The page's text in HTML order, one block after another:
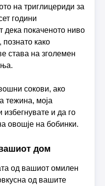
на триглицериди за
години
дека покаченото ниво
познато како
става на зголемен
сокови, ако
тежина, моја
избегнувате и да го
овошје на бобинки.
дом
од вашиот омилен
од вашите